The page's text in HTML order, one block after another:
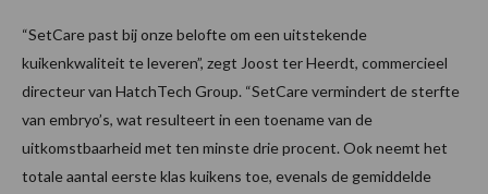
“SetCare past bij onze belofte om een uitstekende
kuikenkwaliteit te leveren”, zegt Joost ter Heerdt, commercieel
directeur van HatchTech Group. “SetCare vermindert de sterfte
van embryo’s, wat resulteert in een toename van de
uitkomstbaarheid met ten minste drie procent. Ook neemt het
totale aantal eerste klas kuikens toe, evenals de gemiddelde